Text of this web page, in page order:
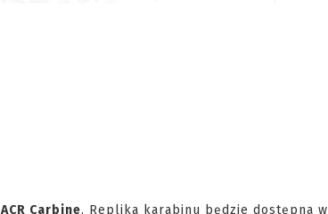
ACR Carbine. Replika karabinu będzie dostępna w